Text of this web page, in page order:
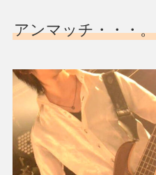
アンマッチ・・・。